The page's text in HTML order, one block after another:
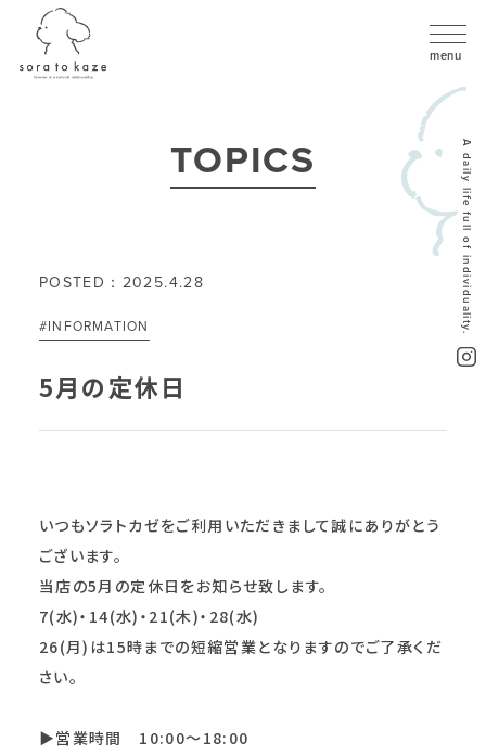
A daily life full of individuality.
TOPICS
POSTED：2025.4.28
#INFORMATION
5月の定休日
いつもソラトカゼをご利用いただきまして誠にありがとう
ございます。
当店の5月の定休日をお知らせ致します。
7(水)・14(水)・21(木)・28(水)
26(月)は15時までの短縮営業となりますのでご了承くだ
さい。
▶︎営業時間 10:00～18:00